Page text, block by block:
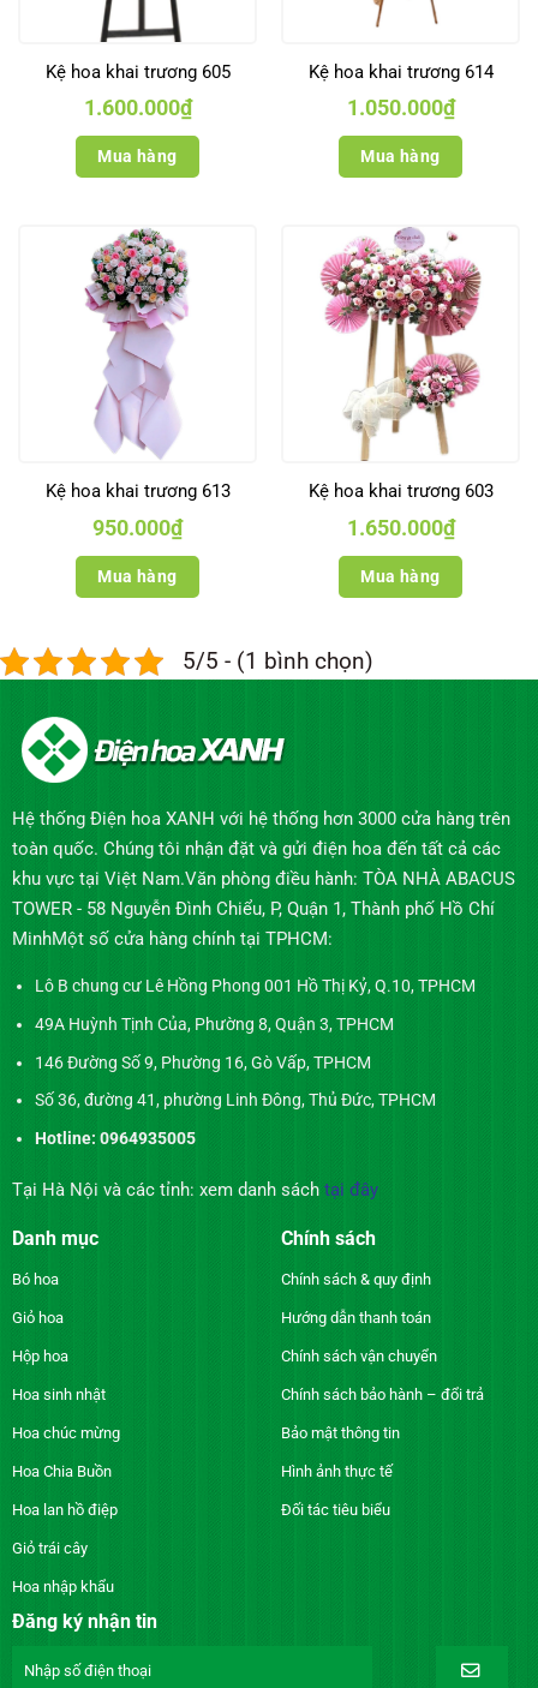
Kệ hoa khai trương 605
1.600.000₫
Mua hàng
Kệ hoa khai trương 614
1.050.000₫
Mua hàng
Kệ hoa khai trương 613
950.000₫
Mua hàng
Kệ hoa khai trương 603
1.650.000₫
Mua hàng
5/5 - (1 bình chọn)
Hệ thống Điện hoa XANH với hệ thống hơn 3000 cửa hàng trên
toàn quốc. Chúng tôi nhận đặt và gửi điện hoa đến tất cả các
khu vực tại Việt Nam.Văn phòng điều hành: TÒA NHÀ ABACUS
TOWER - 58 Nguyễn Đình Chiểu, P, Quận 1, Thành phố Hồ Chí
MinhMột số cửa hàng chính tại TPHCM:
Lô B chung cư Lê Hồng Phong 001 Hồ Thị Kỷ, Q.10, TPHCM
49A Huỳnh Tịnh Của, Phường 8, Quận 3, TPHCM
146 Đường Số 9, Phường 16, Gò Vấp, TPHCM
Số 36, đường 41, phường Linh Đông, Thủ Đức, TPHCM
Hotline: 0964935005
Tại Hà Nội và các tỉnh: xem danh sách tại đây
Danh mục
Bó hoa
Giỏ hoa
Hộp hoa
Hoa sinh nhật
Hoa chúc mừng
Hoa Chia Buồn
Hoa lan hồ điệp
Giỏ trái cây
Hoa nhập khẩu
Chính sách
Chính sách & quy định
Hướng dẫn thanh toán
Chính sách vận chuyển
Chính sách bảo hành – đổi trả
Bảo mật thông tin
Hình ảnh thực tế
Đối tác tiêu biểu
Đăng ký nhận tin